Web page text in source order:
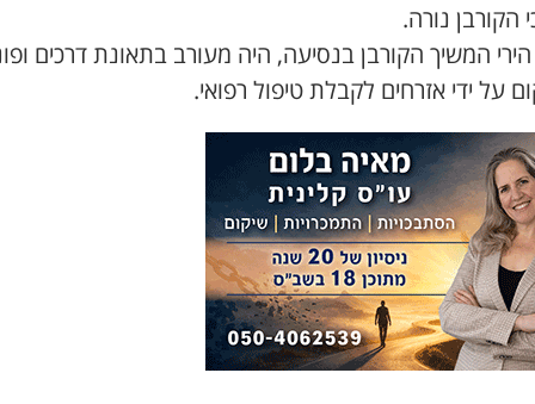
הקורבן נורה.
המשיך הקורבן בנסיעה, היה מעורב בתאונת דרכים
על ידי אזרחים לקבלת טיפול רפואי.